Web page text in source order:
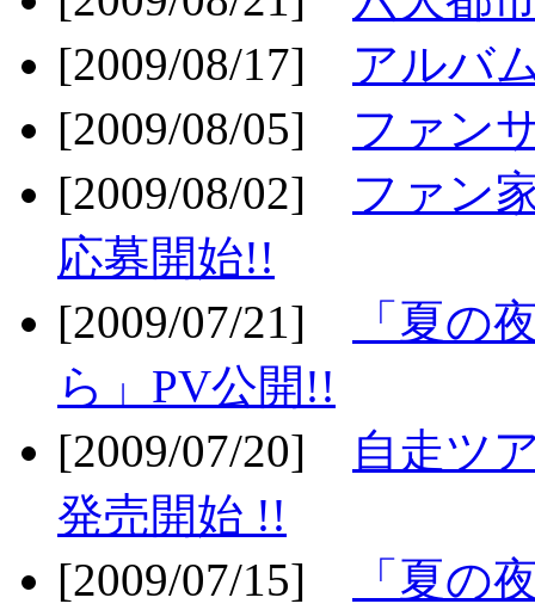
[2009/08/17] アルバ
[2009/08/05] ファン
[2009/08/02] ファン
応募開始!!
[2009/07/21]
「夏の
ら」PV公開!!
[2009/07/20]
自走ツ
発売開始 !!
[2009/07/15]
「夏の